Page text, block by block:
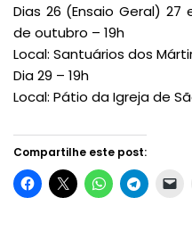
Dias 26 (Ensaio Geral)
de outubro – 19h
Local: Santuários dos
Dia 29 – 19h
Local: Pátio da Igreja de
Compartilhe este post: